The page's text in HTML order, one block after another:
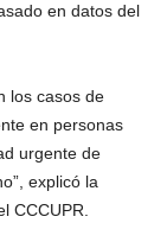
en datos del
los casos de
en personas
urgente de
explicó la
CCCUPR.